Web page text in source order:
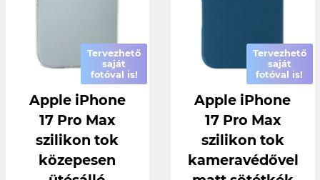
Tervezhető
saját
fotóval is!
Apple iPhone
17 Pro Max
szilikon tok
közepesen
Tervezhető
saját
fotóval is!
Apple iPhone
17 Pro Max
szilikon tok
kameravédővel